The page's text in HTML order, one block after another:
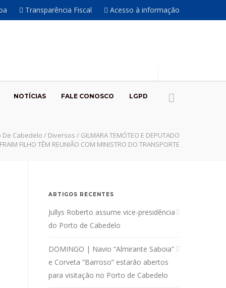
Transparência Fiscal Acesso à informação
NOTÍCIAS FALE CONOSCO LGPD
De Cabedelo / Diversos / GILMARA TEMÓTEO E DEPUTADO
FILHO TÊM REUNIÃO COM MINISTRO DO TRANSPORTE
ARTIGOS RECENTES
Jullys Roberto assume vice-presidência
do Porto de Cabedelo
DOMINGO | Navio “Almirante Saboia”
e Corveta “Barroso” estarão abertos
para visitação no Porto de Cabedelo